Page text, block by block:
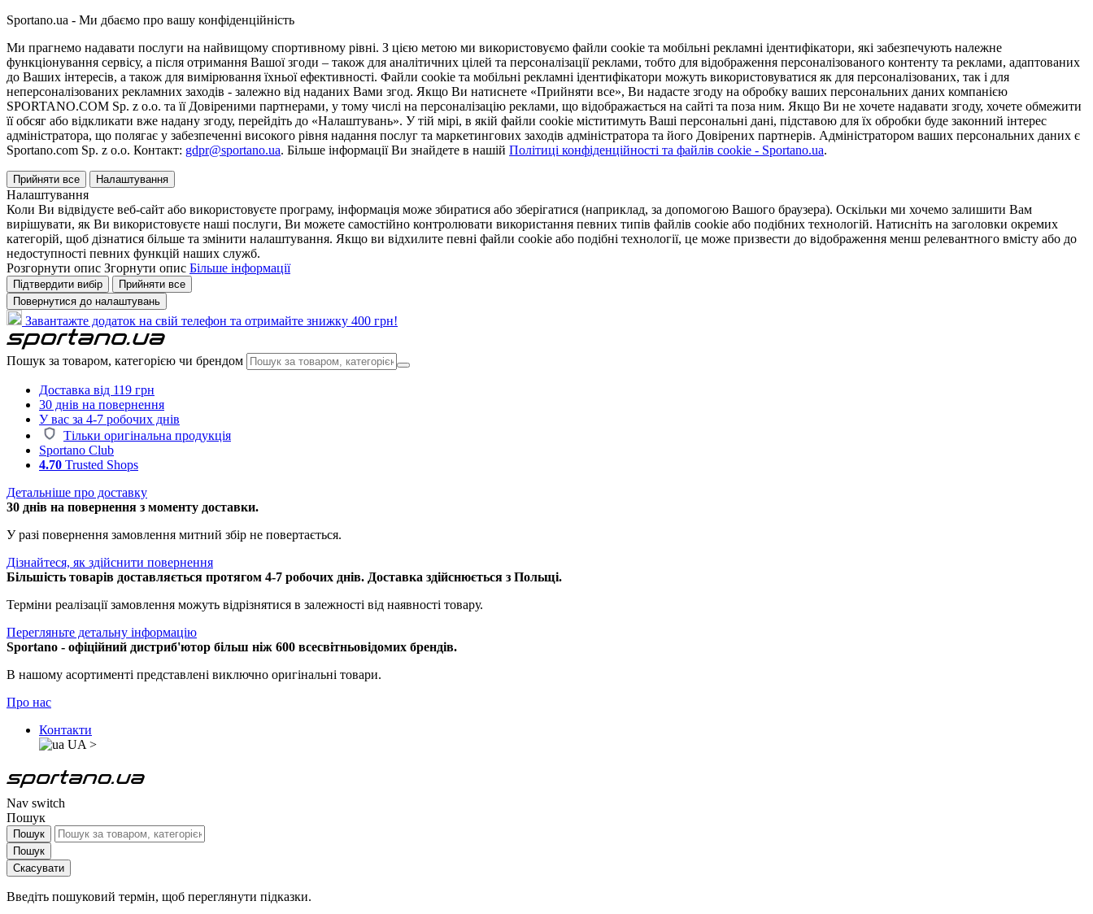
Sportano.ua - Ми дбаємо про вашу конфіденційність
Ми прагнемо надавати послуги на найвищому спортивному рівні. З цією метою ми використовуємо файли cookie та мобільні рекламні ідентифікатори, які забезпечують належне
функціонування сервісу, а після отримання Вашої згоди – також для аналітичних цілей та персоналізації реклами, тобто для відображення персоналізованого контенту та реклами, адаптованих
до Ваших інтересів, а також для вимірювання їхньої ефективності. Файли cookie та мобільні рекламні ідентифікатори можуть використовуватися як для персоналізованих, так і для
неперсоналізованих рекламних заходів - залежно від наданих Вами згод. Якщо Ви натиснете «Прийняти все», Ви надасте згоду на обробку ваших персональних даних компанією
SPORTANO.COM Sp. z o.o. та її Довіреними партнерами, у тому числі на персоналізацію реклами, що відображається на сайті та поза ним. Якщо Ви не хочете надавати згоду, хочете обмежити
її обсяг або відкликати вже надану згоду, перейдіть до «Налаштувань». У тій мірі, в якій файли cookie міститимуть Ваші персональні дані, підставою для їх обробки буде законний інтерес
адміністратора, що полягає у забезпеченні високого рівня надання послуг та маркетингових заходів адміністратора та його Довірених партнерів. Адміністратором ваших персональних даних є
Sportano.com Sp. z o.o. Контакт: gdpr@sportano.ua. Більше інформації Ви знайдете в нашій Політиці конфіденційності та файлів cookie - Sportano.ua.
Прийняти все Налаштування
Налаштування
Коли Ви відвідуєте веб-сайт або використовуєте програму, інформація може збиратися або зберігатися (наприклад, за допомогою Вашого браузера). Оскільки ми хочемо залишити Вам
вирішувати, як Ви використовуєте наші послуги, Ви можете самостійно контролювати використання певних типів файлів cookie або подібних технологій. Натисніть на заголовки окремих
категорій, щоб дізнатися більше та змінити налаштування. Якщо ви відхилите певні файли cookie або подібні технології, це може призвести до відображення менш релевантного вмісту або до
недоступності певних функцій наших служб.
Розгорнути опис Згорнути опис Більше інформації
Підтвердити вибір
Прийняти все
Повернутися до налаштувань
Завантажте додаток на свій телефон та отримайте знижку 400 грн!
Пошук за товаром, категорією чи брендом
Доставка від 119 грн
30 днів на повернення
У вас за 4-7 робочих днів
Тільки оригінальна продукція
Sportano Club
4.70 Trusted Shops
Детальніше про доставку
30 днів на повернення з моменту доставки.
У разі повернення замовлення митний збір не повертається.
Дізнайтеся, як здійснити повернення
Більшість товарів доставляється протягом 4-7 робочих днів. Доставка здійснюється з Польщі.
Терміни реалізації замовлення можуть відрізнятися в залежності від наявності товару.
Перегляньте детальну інформацію
Sportano - офіційний дистриб'ютор більш ніж 600 всесвітньовідомих брендів.
В нашому асортименті представлені виключно оригінальні товари.
Про нас
Контакти
UA >
Nav switch
Пошук
Пошук
Пошук
Скасувати
Введіть пошуковий термін, щоб переглянути підказки.